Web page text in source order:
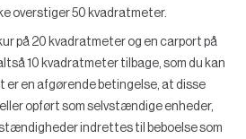
overstiger 50 kvadratmeter.
på 20 kvadratmeter og en carport på
10 kvadratmeter tilbage, som du kan
er en afgørende betingelse, at disse
opført som selvstændige enheder,
indrettes til beboelse som